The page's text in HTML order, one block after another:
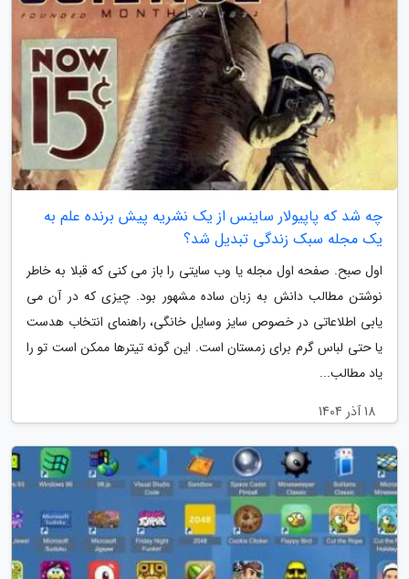
چه شد که پاپیولار ساینس از یک نشریه پیش برنده علم به
یک مجله سبک زندگی تبدیل شد؟
اول صبح. صفحه اول مجله یا وب سایتی را باز می کنی که قبلا به خاطر
نوشتن مطالب دانش به زبان ساده مشهور بود. چیزی که در آن می
یابی اطلاعاتی در خصوص سایز وسایل خانگی، راهنمای انتخاب هدست
یا حتی لباس گرم برای زمستان است. این گونه تیترها ممکن است تو را
یاد مطالب...
18 آذر 1404